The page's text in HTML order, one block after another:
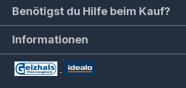
Benötigst du Hilfe beim Kauf?
Informationen